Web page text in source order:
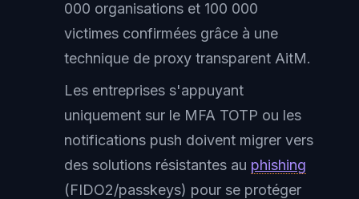
000 organisations et 100 000
victimes confirmées grâce à une
technique de proxy transparent AitM.
Les entreprises s'appuyant
uniquement sur le MFA TOTP ou les
notifications push doivent migrer vers
des solutions résistantes au phishing
(FIDO2/passkeys) pour se protéger